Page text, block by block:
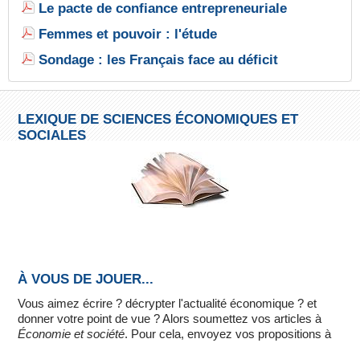
Le pacte de confiance entrepreneuriale
Femmes et pouvoir : l'étude
Sondage : les Français face au déficit
LEXIQUE DE SCIENCES ÉCONOMIQUES ET
SOCIALES
À VOUS DE JOUER...
Vous aimez écrire ? décrypter l'actualité économique ? et
donner votre point de vue ? Alors soumettez vos articles à
Économie et société. Pour cela, envoyez vos propositions à